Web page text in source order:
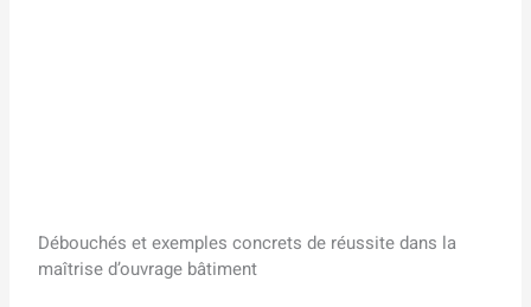
Débouchés et exemples concrets de réussite dans la
maîtrise d’ouvrage bâtiment